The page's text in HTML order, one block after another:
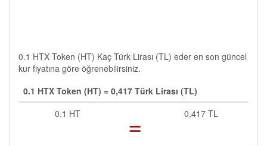
0.1 HTX Token (HT) Kaç Türk Lirası (TL) eder en son güncel
kur fiyatına göre öğrenebilirsiniz.
0.1 HTX Token (HT) = 0,417 Türk Lirası (TL)
0.1 HT
= 0,417 TL